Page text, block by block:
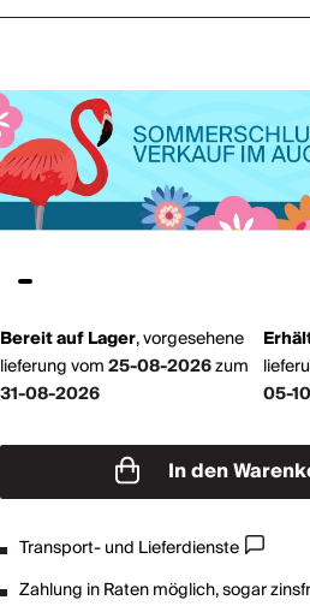
Bereit auf Lager,vorgesehene
lieferung vom25-08-2026zum
31-08-2026
05-
In den
Transport- und Lieferdienste
Zahlung in Raten möglich, sogar